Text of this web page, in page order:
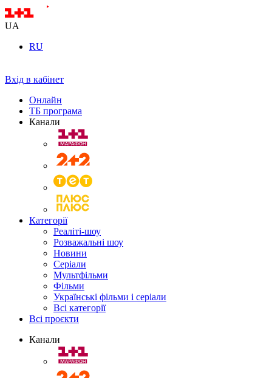
UA
RU
Вхід в кабінет
Онлайн
ТБ програма
Канали
Категорії
Реаліті-шоу
Розважальні шоу
Новини
Серіали
Мультфільми
Фільми
Українські фільми і серіали
Всі категорії
Всі проєкти
Канали